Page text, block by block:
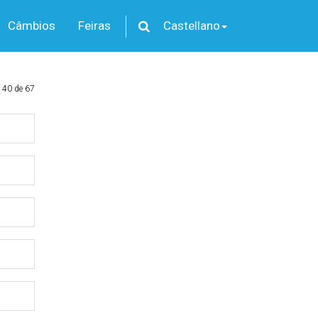
Câmbios Feiras Castellano
40 de 67